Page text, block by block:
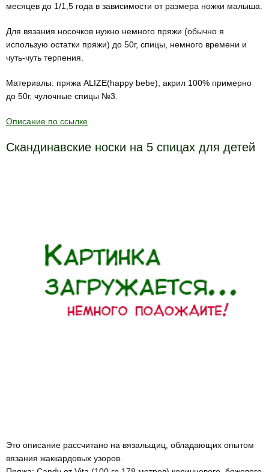
месяцев до 1/1,5 года в зависимости от размера ножки малыша.
Для вязания носочков нужно немного пряжи (обычно я
использую остатки пряжи) до 50г, спицы, немного времени и
чуть-чуть терпения.
Материалы: пряжа ALIZE(happy bebe), акрил 100% примерно
до 50г, чулочные спицы №3.
Описание по ссылке
Скандинавские носки на 5 спицах для детей
Это описание рассчитано на вязальщиц, обладающих опытом
вязания жаккардовых узоров.